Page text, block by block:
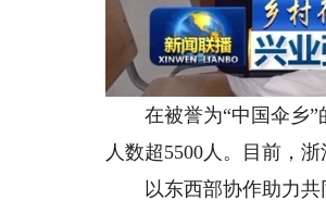
在被誉为“中国伞乡”
人数超5500人。目前，
以东西部协作助力共